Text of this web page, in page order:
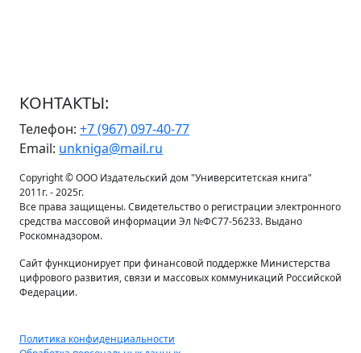
КОНТАКТЫ:
Телефон: +7 (967) 097-40-77
Email: unkniga@mail.ru
Copyright © ООО Издательский дом "Университетская книга"
2011г. - 2025г.
Все права защищены. Свидетельство о регистрации электронного
средства массовой информации Эл №ФС77-56233. Выдано
Роскомнадзором.
Сайт функционирует при финансовой поддержке Министерства
цифрового развития, связи и массовых коммуникаций Российской
Федерации.
Политика конфиденциальности